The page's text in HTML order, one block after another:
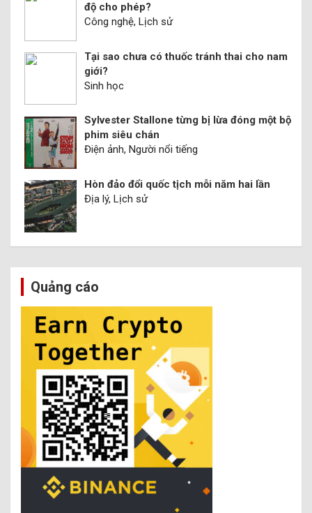
độ cho phép?
Công nghệ, Lịch sử
Tại sao chưa có thuốc tránh thai cho nam
giới?
Sinh học
Sylvester Stallone từng bị lừa đóng một bộ
phim siêu chán
Điện ảnh, Người nổi tiếng
Hòn đảo đổi quốc tịch mỗi năm hai lần
Địa lý, Lịch sử
Quảng cáo